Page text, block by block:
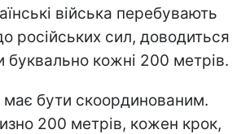
війська перебувають
російських сил, доводиться
буквально кожні 200 метрів.
бути скоординованим.
200 метрів, кожен крок,